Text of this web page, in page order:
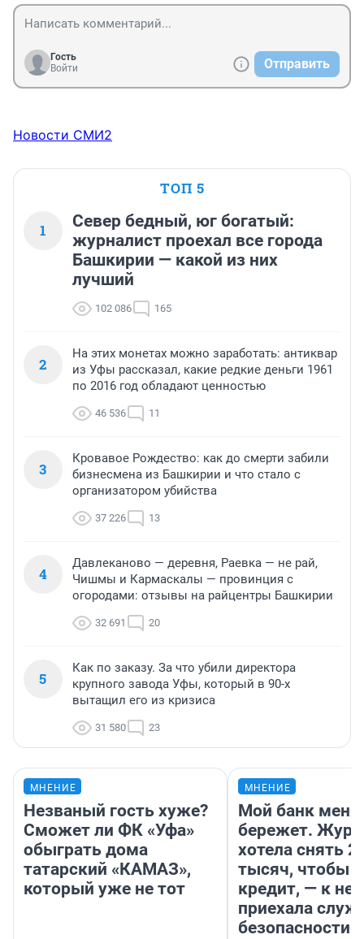
Гость
Войти
Отправить
Новости СМИ2
ТОП 5
1
Север бедный, юг богатый:
журналист проехал все города
Башкирии — какой из них
лучший
102 086 165
2
На этих монетах можно заработать: антиквар
из Уфы рассказал, какие редкие деньги 1961
по 2016 год обладают ценностью
46 536 11
3
Кровавое Рождество: как до смерти забили
бизнесмена из Башкирии и что стало с
организатором убийства
37 226 13
4
Давлеканово — деревня, Раевка — не рай,
Чишмы и Кармаскалы — провинция с
огородами: отзывы на райцентры Башкирии
32 691 20
5
Как по заказу. За что убили директора
крупного завода Уфы, который в 90-х
вытащил его из кризиса
31 580 23
МНЕНИЕ
Незваный гость хуже?
Сможет ли ФК «Уфа»
обыграть дома
татарский «КАМАЗ»,
который уже не тот
МНЕНИЕ
Мой банк меня
бережет.
хотела снять
тысяч, чтобы
кредит, — к
приехала
безопасности